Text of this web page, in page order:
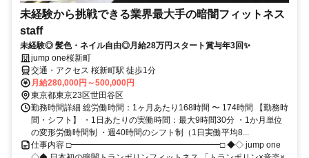
未経験から挑戦できる業界最大手の暗闇フィットネス
staff
未経験◎ 髪色・ネイル自由◎月給28万円スタート賞与年3回✨
jump one桜新町
交通・アクセス 桜新町駅 徒歩1分
月給280,000円～500,000円
東京都東京23区世田谷区
勤務時間詳細 総労働時間：1ヶ月あたり168時間 〜 174時間 【勤務時
間・シフト】 ・1日あたりの実働時間：最大9時間30分 ・1か月単位
の変形労働時間制 ・週40時間のシフト制（1日実働平均8...
仕事内容 □━━━━━━━━━━━━━━━━━━□ ◆◇ jump one